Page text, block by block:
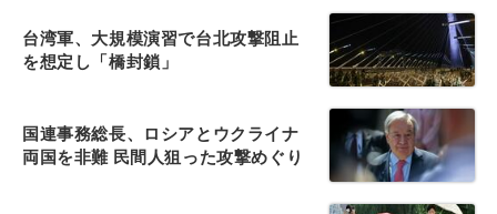
台湾軍、大規模演習で台北攻撃阻止
を想定し「橋封鎖」
国連事務総長、ロシアとウクライナ
両国を非難 民間人狙った攻撃めぐり